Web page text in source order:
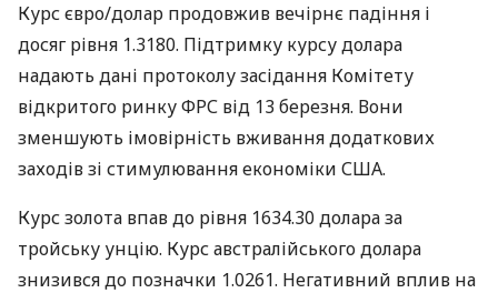
Курс євро/долар продовжив вечірнє падіння і
досяг рівня 1.3180. Підтримку курсу долара
надають дані протоколу засідання Комітету
відкритого ринку ФРС від 13 березня. Вони
зменшують імовірність вживання додаткових
заходів зі стимулювання економіки США.
Курс золота впав до рівня 1634.30 долара за
тройську унцію. Курс австралійського долара
знизився до позначки 1.0261. Негативний вплив на